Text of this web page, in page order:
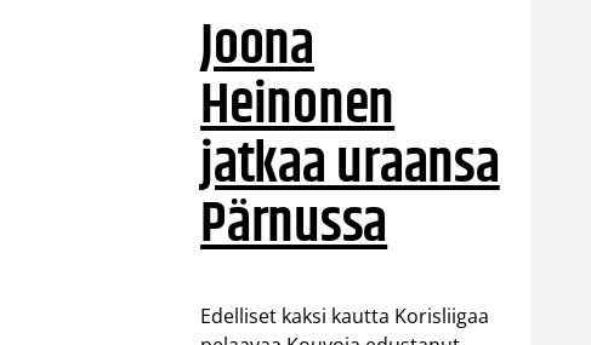
Joona
Heinonen
jatkaa uraansa
Pärnussa
Edelliset kaksi kautta Korisliigaa